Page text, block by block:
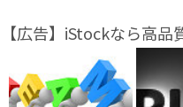
【広告】iStockなら高